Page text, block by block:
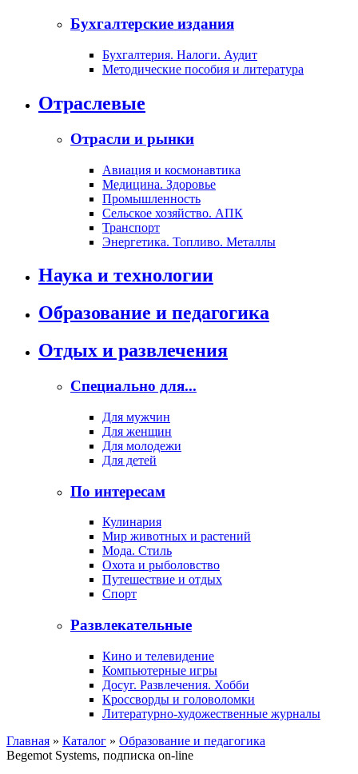
Бухгалтерские издания
Бухгалтерия. Налоги. Аудит
Методические пособия и литература
Отраслевые
Отрасли и рынки
Авиация и космонавтика
Медицина. Здоровье
Промышленность
Сельское хозяйство. АПК
Транспорт
Энергетика. Топливо. Металлы
Наука и технологии
Образование и педагогика
Отдых и развлечения
Специально для...
Для мужчин
Для женщин
Для молодежи
Для детей
По интересам
Кулинария
Мир животных и растений
Мода. Стиль
Охота и рыболовство
Путешествие и отдых
Спорт
Развлекательные
Кино и телевидение
Компьютерные игры
Досуг. Развлечения. Хобби
Кроссворды и головоломки
Литературно-художественные журналы
Главная » Каталог » Образование и педагогика
Begemot Systems, подписка on-line